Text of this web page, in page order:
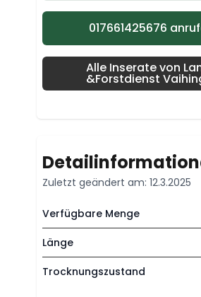
017661425676
Alle Inserate von
&Forstdienst
Zuletzt geändert am: 12.3.2025
Verfügbare Menge
Länge
Trocknungszustand